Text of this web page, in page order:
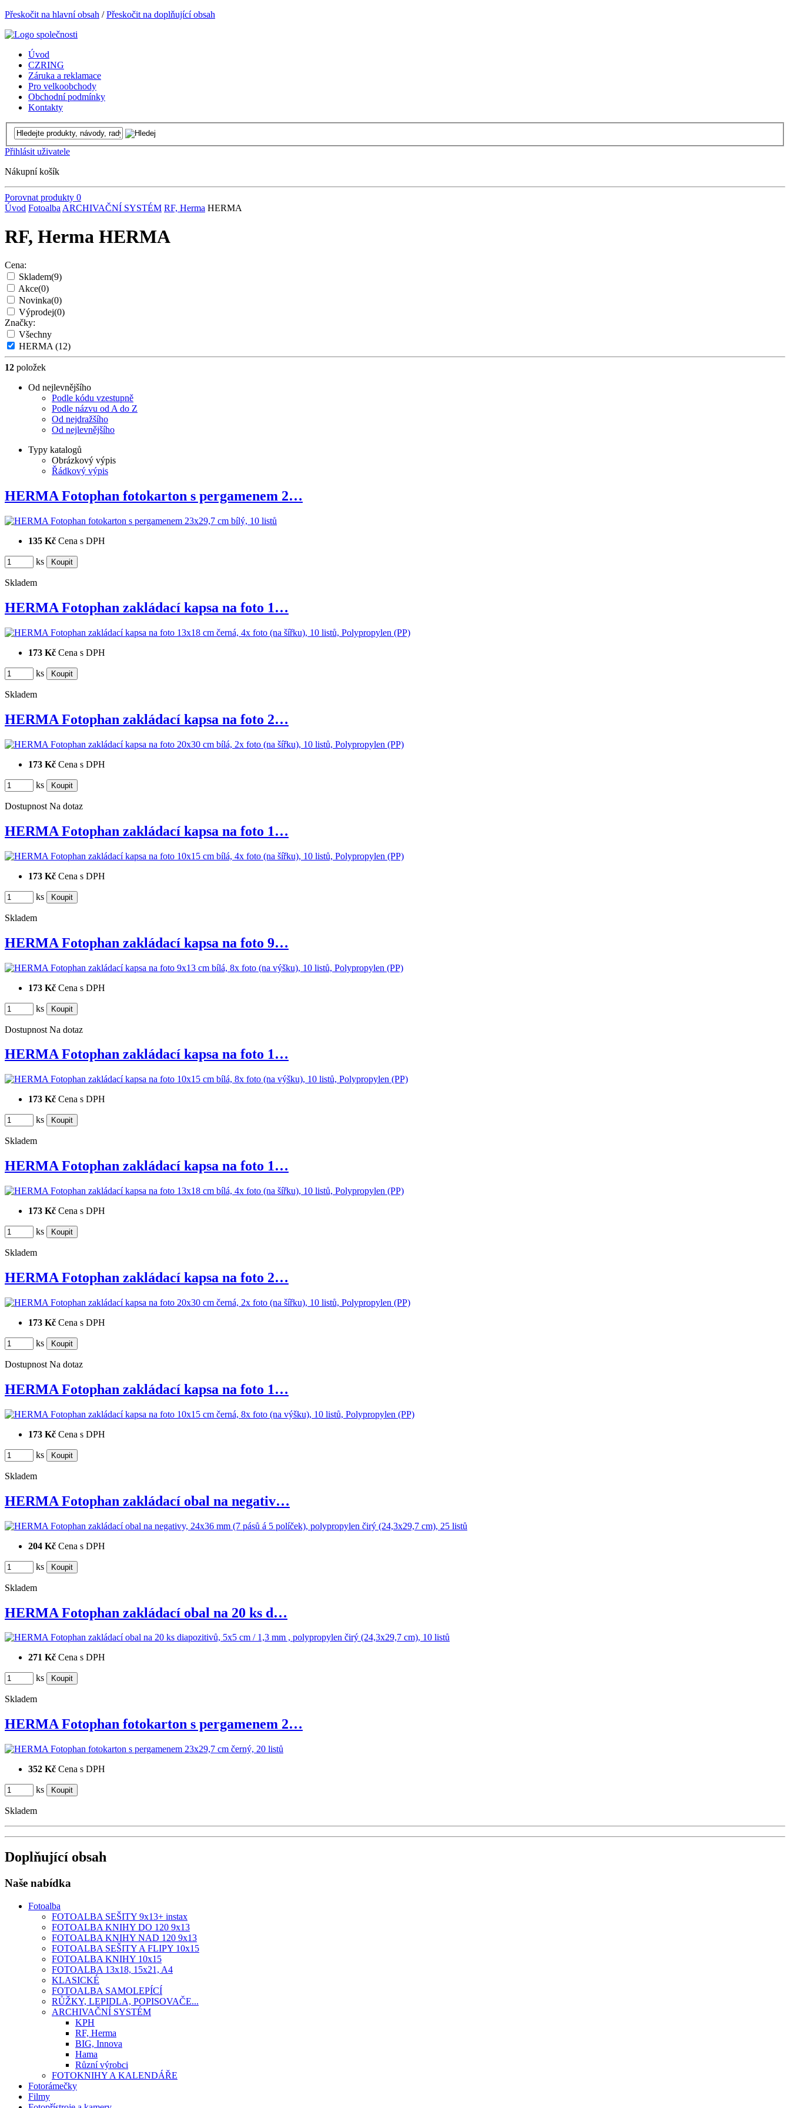
Přeskočit na hlavní obsah /Přeskočit na doplňující obsah
Úvod
CZRING
Záruka a reklamace
Pro velkoobchody
Obchodní podmínky
Kontakty
Přihlásit uživatele
Nákupní košík
Porovnat produkty 0
Úvod Fotoalba ARCHIVAČNÍ SYSTÉM RF, Herma HERMA
RF, Herma HERMA
Cena:
Skladem(9)
Akce(0)
Novinka(0)
Výprodej(0)
Značky:
Všechny
HERMA(12)
12 položek
Od nejlevnějšího
Podle kódu vzestupně
Podle názvu od A do Z
Od nejdražšího
Od nejlevnějšího
Typy katalogů
Obrázkový výpis
Řádkový výpis
HERMA Fotophan fotokarton s pergamenem 2…
135 Kč Cena s DPH
ks
Skladem
HERMA Fotophan zakládací kapsa na foto 1…
173 Kč Cena s DPH
ks
Skladem
HERMA Fotophan zakládací kapsa na foto 2…
173 Kč Cena s DPH
ks
Dostupnost Na dotaz
HERMA Fotophan zakládací kapsa na foto 1…
173 Kč Cena s DPH
ks
Skladem
HERMA Fotophan zakládací kapsa na foto 9…
173 Kč Cena s DPH
ks
Dostupnost Na dotaz
HERMA Fotophan zakládací kapsa na foto 1…
173 Kč Cena s DPH
ks
Skladem
HERMA Fotophan zakládací kapsa na foto 1…
173 Kč Cena s DPH
ks
Skladem
HERMA Fotophan zakládací kapsa na foto 2…
173 Kč Cena s DPH
ks
Dostupnost Na dotaz
HERMA Fotophan zakládací kapsa na foto 1…
173 Kč Cena s DPH
ks
Skladem
HERMA Fotophan zakládací obal na negativ…
204 Kč Cena s DPH
ks
Skladem
HERMA Fotophan zakládací obal na 20 ks d…
271 Kč Cena s DPH
ks
Skladem
HERMA Fotophan fotokarton s pergamenem 2…
352 Kč Cena s DPH
ks
Skladem
Doplňující obsah
Naše nabídka
Fotoalba
FOTOALBA SEŠITY 9x13+ instax
FOTOALBA KNIHY DO 120 9x13
FOTOALBA KNIHY NAD 120 9x13
FOTOALBA SEŠITY A FLIPY 10x15
FOTOALBA KNIHY 10x15
FOTOALBA 13x18, 15x21, A4
KLASICKÉ
FOTOALBA SAMOLEPÍCÍ
RŮŽKY, LEPIDLA, POPISOVAČE...
ARCHIVAČNÍ SYSTÉM
KPH
RF, Herma
BIG, Innova
Hama
Různí výrobci
FOTOKNIHY A KALENDÁŘE
Fotorámečky
Filmy